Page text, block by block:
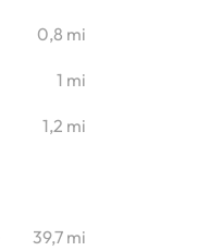
0,8 mi
1 mi
1,2 mi
39,7 mi